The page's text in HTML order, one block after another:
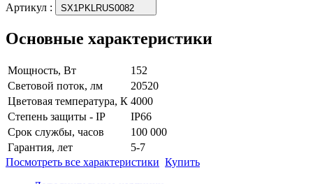
Артикул : SX1PKLRUS0082
Основные характеристики
Мощность, Вт
152
Световой поток, лм
20520
Цветовая температура, К 4000
Степень защиты - IP
IP66
Срок службы, часов
100 000
Гарантия, лет
5-7
Посмотреть все характеристики Купить